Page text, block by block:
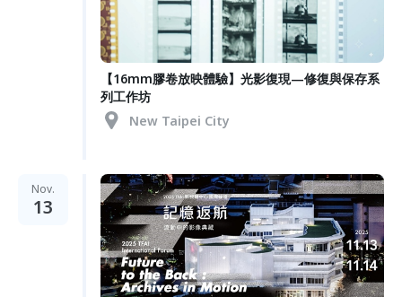
【16mm膠卷放映體驗】光影復現—修復與保存系
列工作坊
New Taipei City
Nov.
13